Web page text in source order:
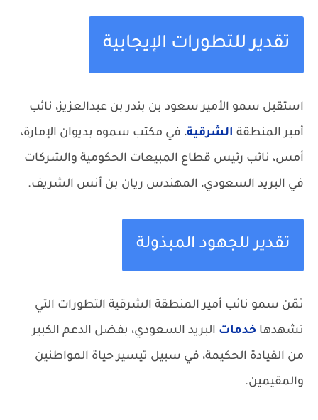
تقدير للتطورات الإيجابية
استقبل سمو الأمير سعود بن بندر بن عبدالعزيز، نائب
أمير المنطقة الشرقية، في مكتب سموه بديوان الإمارة،
أمس، نائب رئيس قطاع المبيعات الحكومية والشركات
في البريد السعودي، المهندس ريان بن أنس الشريف.
تقدير للجهود المبذولة
ثمّن سمو نائب أمير المنطقة الشرقية التطورات التي
تشهدها خدمات البريد السعودي، بفضل الدعم الكبير
من القيادة الحكيمة، في سبيل تيسير حياة المواطنين
والمقيمين.